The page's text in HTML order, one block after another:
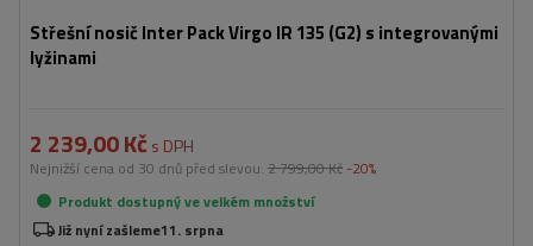
Střešní nosič Inter Pack Virgo IR 135 (G2) s integrovanými
lyžinami
2 239,00 Kč s DPH
Nejnižší cena od 30 dnů před slevou: 2 799,00 Kč -20%
Produkt dostupný ve velkém množství
Již nyní zašleme11. srpna